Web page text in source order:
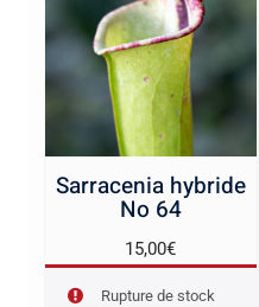
Sarracenia hybride
No 64
15,00€
Rupture de stock